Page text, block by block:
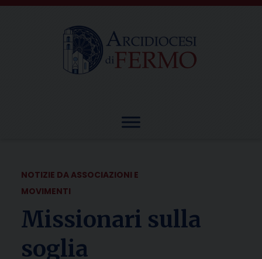
Skip
NOTIZIE DA ASSOCIAZIONI E
MOVIMENTI
Missionari sulla
soglia